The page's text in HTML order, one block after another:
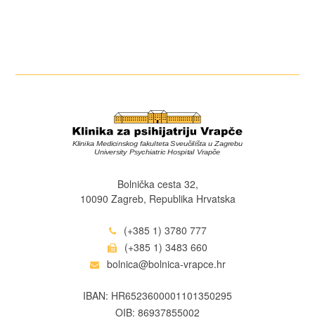
Bolnička cesta 32,
10090 Zagreb, Republika Hrvatska
(+385 1) 3780 777
(+385 1) 3483 660
bolnica@bolnica-vrapce.hr
IBAN: HR6523600001101350295
OIB: 86937855002